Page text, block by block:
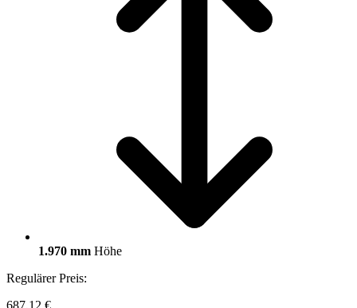
1.970 mm Höhe
Regulärer Preis:
687,12 €